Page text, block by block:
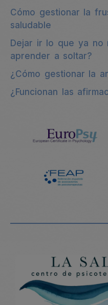
Cómo gestionar la
saludable
Dejar ir lo que ya no
aprender a soltar?
¿Cómo gestionar la
¿Funcionan las